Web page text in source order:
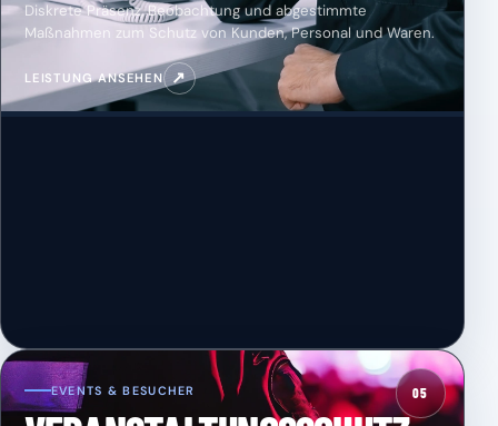
Diskrete Präsenz, Beobachtung und abgestimmte
Maßnahmen zum Schutz von Kunden, Personal und Waren.
LEISTUNG ANSEHEN ↗
05
EVENTS & BESUCHER